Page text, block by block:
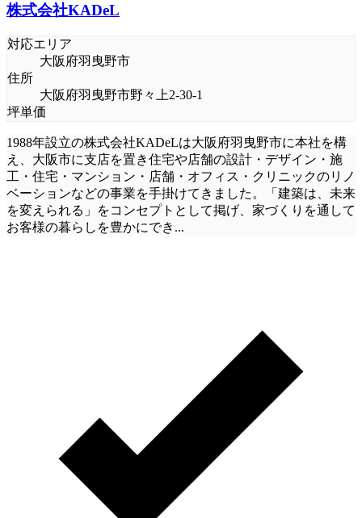
株式会社KADeL
対応エリア
大阪府羽曳野市
住所
大阪府羽曳野市野々上2-30-1
坪単価
1988年設立の株式会社KADeLは大阪府羽曳野市に本社を構
え、大阪市に支店を置き住宅や店舗の設計・デザイン・施
工・住宅・マンション・店舗・オフィス・クリニックのリノ
ベーションなどの事業を手掛けてきました。「建築は、未来
を変えられる」をコンセプトとして掲げ、家づくりを通して
お客様の暮らしを豊かにでき ...